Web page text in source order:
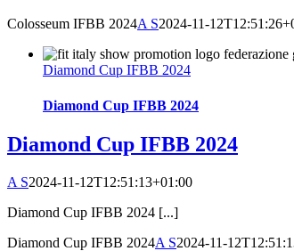
Colosseum IFBB 2024A S2024-11-
Diamond Cup IFBB 2024
Diamond Cup IFBB 2024
Diamond Cup IFBB 2024
A S2024-11-12T12:51:13+01:00
Diamond Cup IFBB 2024 [...]
Diamond Cup IFBB 2024A S2024-11-